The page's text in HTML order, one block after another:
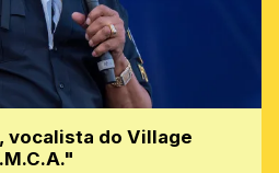
vocalista do Village